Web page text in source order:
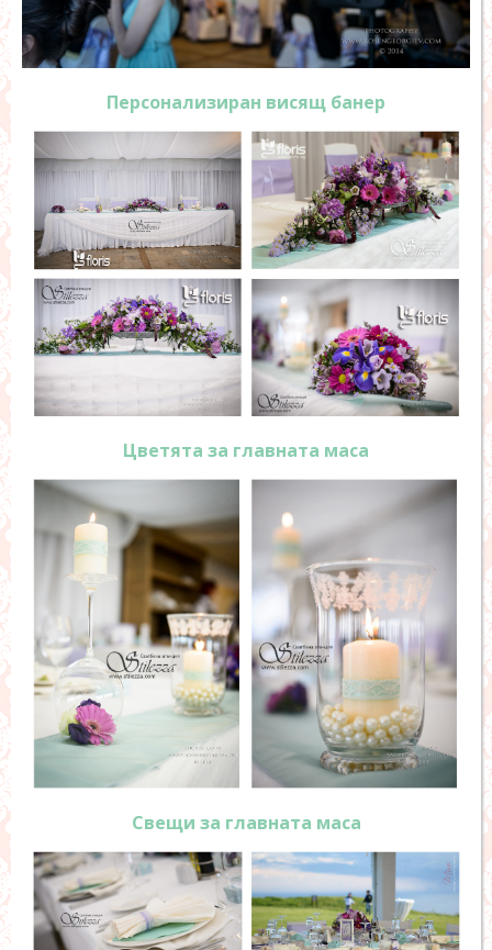
Персонализиран висящ банер
Цветята за главната маса
Свещи за главната маса